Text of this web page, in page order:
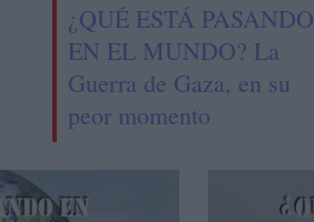
¿QUÉ ESTÁ PASANDO
EN EL MUNDO? La
Guerra de Gaza, en su
peor momento